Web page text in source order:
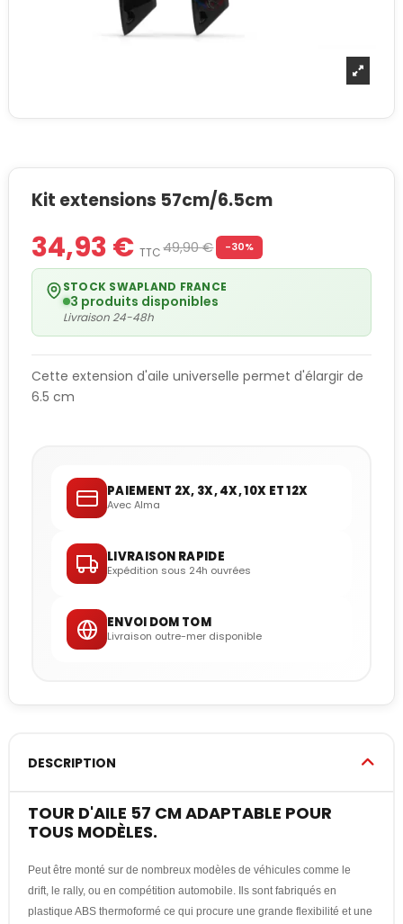
Kit extensions 57cm/6.5cm
34,93 € TTC49,90 € -30%
STOCK SWAPLAND FRANCE
3 produits disponibles
Livraison 24-48h
Cette extension d'aile universelle permet d'élargir de
6.5 cm
PAIEMENT 2X, 3X, 4X, 10X ET 12X
Avec Alma
LIVRAISON RAPIDE
Expédition sous 24h ouvrées
ENVOI DOM TOM
Livraison outre-mer disponible
DESCRIPTION
TOUR D'AILE 57 CM ADAPTABLE POUR
TOUS MODÈLES.
Peut être monté sur de nombreux modèles de véhicules comme le
drift, le rally, ou en compétition automobile. Ils sont fabriqués en
plastique ABS thermoformé ce qui procure une grande flexibilité et une